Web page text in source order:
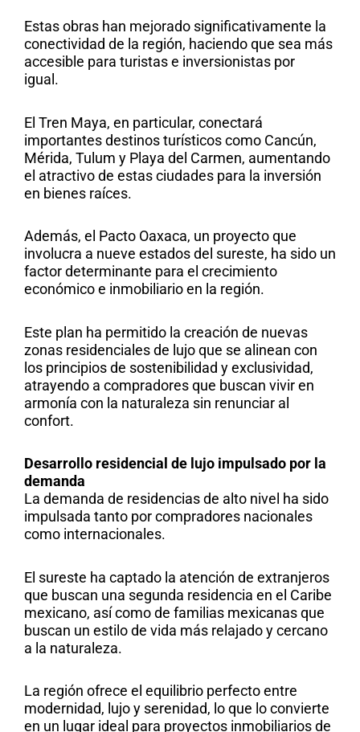
Estas obras han mejorado significativamente la
conectividad de la región, haciendo que sea más
accesible para turistas e inversionistas por
igual.
El Tren Maya, en particular, conectará
importantes destinos turísticos como Cancún,
Mérida, Tulum y Playa del Carmen, aumentando
el atractivo de estas ciudades para la inversión
en bienes raíces.
Además, el Pacto Oaxaca, un proyecto que
involucra a nueve estados del sureste, ha sido un
factor determinante para el crecimiento
económico e inmobiliario en la región.
Este plan ha permitido la creación de nuevas
zonas residenciales de lujo que se alinean con
los principios de sostenibilidad y exclusividad,
atrayendo a compradores que buscan vivir en
armonía con la naturaleza sin renunciar al
confort.
Desarrollo residencial de lujo impulsado por la
demanda
La demanda de residencias de alto nivel ha sido
impulsada tanto por compradores nacionales
como internacionales.
El sureste ha captado la atención de extranjeros
que buscan una segunda residencia en el Caribe
mexicano, así como de familias mexicanas que
buscan un estilo de vida más relajado y cercano
a la naturaleza.
La región ofrece el equilibrio perfecto entre
modernidad, lujo y serenidad, lo que lo convierte
en un lugar ideal para proyectos inmobiliarios de